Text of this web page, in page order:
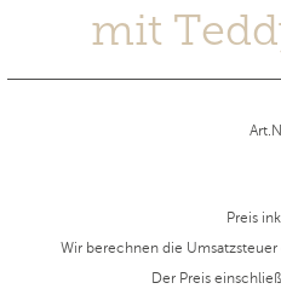
mit
Preis
Wir berechnen die
Der Preis